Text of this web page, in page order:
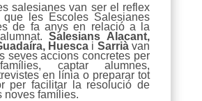
salesianes van ser el reflex
les Escoles Salesianes
de fa anys en relació a la
Salesians Alacant,
Huesca i Sarriàvan
seves accions concretes per
captar alumnes,
en línia o preparar tot
per facilitar la resolució de
noves famílies.